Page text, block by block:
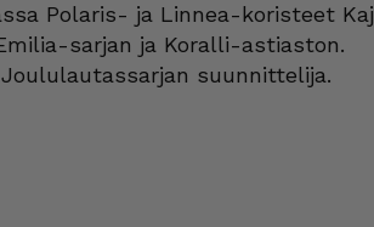
Polaris- ja Linnea-koristeet Kaj
sarjan ja Koralli-astiaston.
suunnittelija.